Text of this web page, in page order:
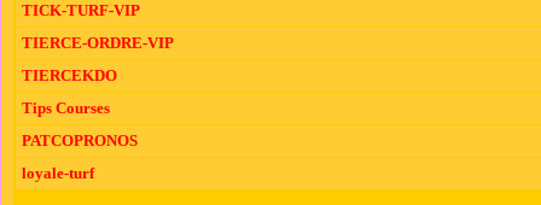
TICK-TURF-VIP
TIERCE-ORDRE-VIP
TIERCEKDO
Tips Courses
PATCOPRONOS
loyale-turf